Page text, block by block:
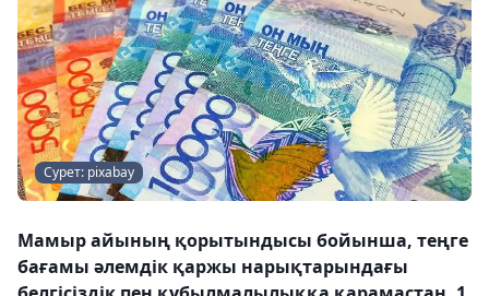
Сурет: pixabay
Мамыр айының қорытындысы бойынша, теңге
бағамы әлемдік қаржы нарықтарындағы